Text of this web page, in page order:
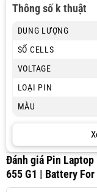
Thông số k thuật
DUNG LƯỢNG
SỐ CELLS
VOLTAGE
LOẠI PIN
MÀU
Đánh giá Pin Laptop
655 G1 | Battery